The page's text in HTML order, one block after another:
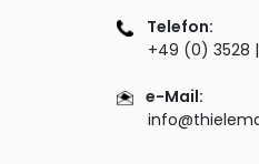
Telefon:
+49 (0) 3528 |
e-Mail: